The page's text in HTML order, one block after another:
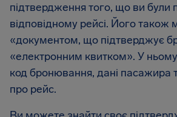
підтвердження того, що ви
відповідному рейсі. Його також
«документом, що підтверджує
«електронним квитком». У
код бронювання, дані пасажира
про рейс.